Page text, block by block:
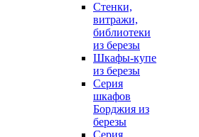
Стенки,
витражи,
библиотеки
из березы
Шкафы-купе
из березы
Серия
шкафов
Борджия из
березы
Серия